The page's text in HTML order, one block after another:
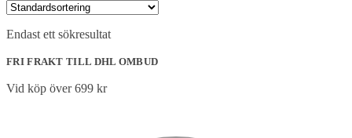
Endast ett sökresultat
FRI FRAKT TILL DHL OMBUD
Vid köp över 699 kr